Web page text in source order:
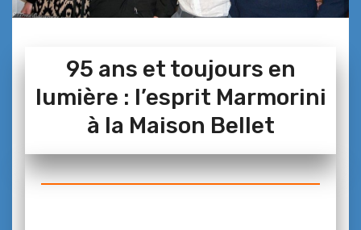
95 ans et toujours en
lumière : l’esprit Marmorini
à la Maison Bellet